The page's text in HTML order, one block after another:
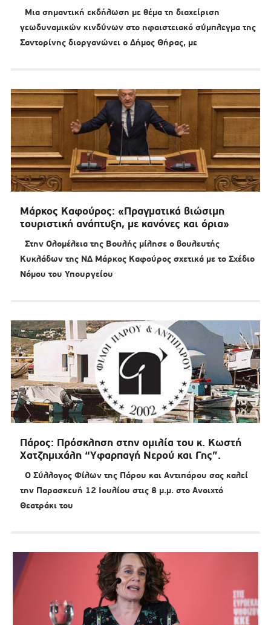
Μια σημαντική εκδήλωση με θέμα τη διαχείριση
γεωδυναμικών κινδύνων στο ηφαιστειακό σύμπλεγμα της
Σαντορίνης διοργανώνει ο Δήμος Θήρας, με
Μάρκος Καφούρος: «Πραγματικά βιώσιμη
τουριστική ανάπτυξη, με κανόνες και όρια»
Στην Ολομέλεια της Βουλής μίλησε ο βουλευτής
Κυκλάδων της ΝΔ Μάρκος Καφούρος σχετικά με το Σχέδιο
Νόμου του Υπουργείου
Πάρος: Πρόσκληση στην ομιλία του κ. Κωστή
Χατζημιχάλη “Υφαρπαγή Νερού και Γης”.
Ο Σύλλογος Φίλων της Πάρου και Αντιπάρου σας καλεί
την Παρασκευή 12 Ιουλίου στις 8 μ.μ. στο Ανοιχτό
Θεατράκι του